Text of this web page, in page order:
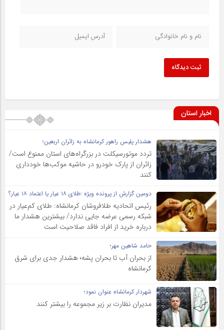
ثبت دیدگاه
اخبار استان
هشدار پلیس راهور کرمانشاه به زائران اربعین؛
تردد موتورسیکلت در بزرگراه‌های استان ممنوع است/
زائران از پارک خودرو در حاشیه موکب‌ها خودداری
کنند
دومین گزارش از پرونده ویژه :طلای ۱۸ عیار یا اعتماد ۱۸ عیار؟
رئیس اتحادیه طلافروشان کرمانشاه: طلای کم‌عیار در
شبکه رسمی عرضه جایی ندارد/ بیشترین هشدار ما
درباره خرید از افراد فاقد صلاحیت است
حامد شاهین مهر؛
از بحران آب تا بحران پشه؛ هشدار جدی برای شرق
کرمانشاه
شهردار کرمانشاه عنوان نمود؛
مدیران نظارت بر زیر مجموعه را بیشتر کنند